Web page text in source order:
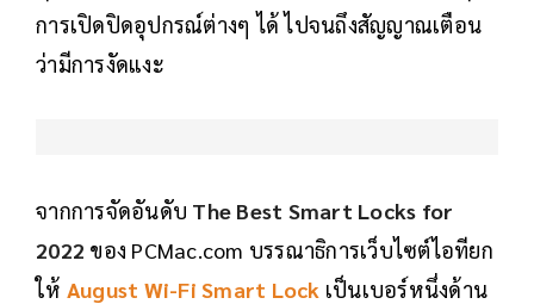
การเปิดปิดอุปกรณ์ต่างๆ ได้ ไปจนถึงสัญญาณเตือน
ว่ามีการงัดแงะ
จากการจัดอันดับ The Best Smart Locks for
2022 ของ PCMac.com บรรณาธิการเว็บไซต์ไอทียก
ให้ August Wi-Fi Smart Lock เป็นเบอร์หนึ่งด้าน